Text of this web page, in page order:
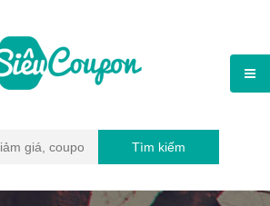
Tìm kiếm